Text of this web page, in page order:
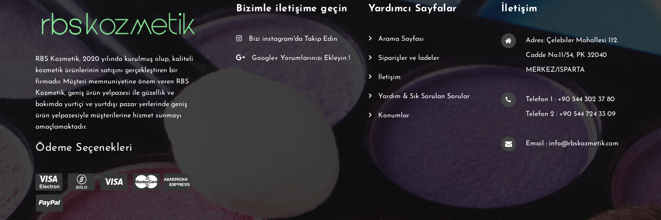
RBS Kozmetik, 2020 yılında kurulmuş olup, kaliteli
kozmetik ürünlerinin satışını gerçekleştiren bir
firmadır. Müşteri memnuniyetine önem veren RBS
Kozmetik, geniş ürün yelpazesi ile güzellik ve
bakımda yurtiçi ve yurtdışı pazar yerlerinde geniş
ürün yelpazesiyle müşterilerine hizmet sunmayı
amaçlamaktadır.
Ödeme Seçenekleri
Bizimle iletişime geçin
Bizi instagram'da Takip Edin
Google+ Yorumlarınızı Ekleyin !
Yardımcı Sayfalar
Arama Sayfası
Siparişler ve İadeler
İletişim
Yardım & Sık Sorulan Sorular
Konumlar
İletişim
Adres: Çelebiler Mahallesi 112.
Cadde No:11/54, PK 32040
MERKEZ/ISPARTA
Telefon 1 : +90 544 302 37 80
Telefon 2 : +90 544 724 33 09
Email : info@rbskozmetik.com